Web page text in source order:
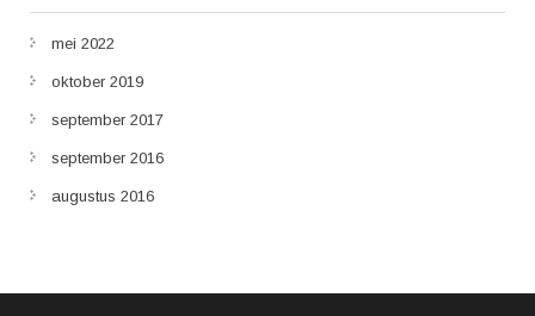
mei 2022
oktober 2019
september 2017
september 2016
augustus 2016